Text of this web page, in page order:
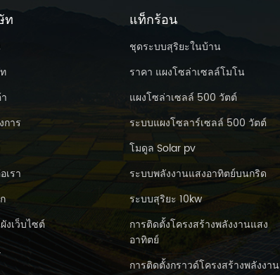
หนดอุณหภูมิสิ่งแวดล้อม อุณหภูมิการ
อุณหภูมิในการจัดเก็บ -15-40℃
ตอรี่ที่ชาร์จเต็มแล้วที่อุณหภูมิ 25 ℃
กระแสไฟฟ้าลัดวงจร 5000a
ละน้ำหนัก ระยะเวลา 330mm ความ
ความสูง 217mm ความสูงรวม
น้ำหนักอ้างอิง 30กก. แบตเตอรี่
ทนเนอร์ ปิดบัง วาล์วนิรภัย เทอร์มินัล
เล็กโทรไลต์ วัตถุดิบ ตะกั่ว dio xide
น้าท้อง หน้าท้อง ยาง ทองแดง agm
ท
การ
เรา
งเว็บไซต์
แท็กร้อน
ชุดระบบสุริยะในบ้าน
ราคา แผงโซล่าเซลล์โมโน
แผงโซล่าเซลล์ 500 วัตต์
ระบบแผงโซลาร์เซลล์ 500 วัตต์
โมดูล Solar pv
ระบบพลังงานแสงอาทิตย์บนกริด
ระบบสุริยะ 10kw
การติดตั้งโครงสร้างพลังงานแสง
อาทิตย์
การติดตั้งกราวด์โครงสร้างพลังงาน